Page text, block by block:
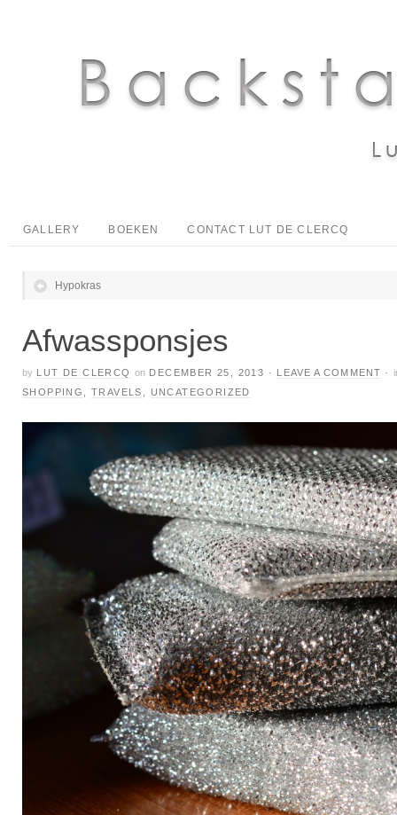
GALLERY BOEKEN CONTACT LUT DE CLERCQ
Hypokras
Afwassponsjes
by LUT DE CLERCQ on DECEMBER 25, 2013 · LEAVE A COMMENT ·
SHOPPING
,TRAVELS UNCATEGORIZED